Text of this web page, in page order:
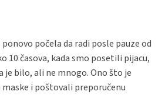
počela da radi posle pauze od
10 časova, kada smo posetili pijacu,
je bilo, ali ne mnogo. Ono što je
maske i poštovali preporučenu